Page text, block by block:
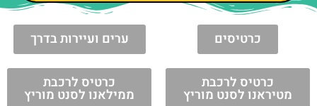
כרטיסים ערים ועיירות בדרך
כרטיס לרכבת
מטיראנו לסנט מוריץ
כרטיס לרכבת
ממילאנו לסנט מוריץ